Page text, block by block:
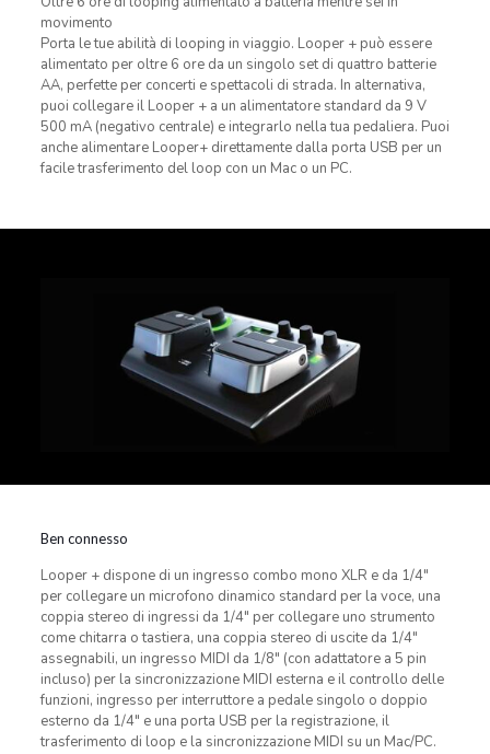
movimento
Porta le tue abilità di looping in viaggio. Looper + può essere
alimentato per oltre 6 ore da un singolo set di quattro batterie
AA, perfette per concerti e spettacoli di strada. In alternativa,
puoi collegare il Looper + a un alimentatore standard da 9 V
500 mA (negativo centrale) e integrarlo nella tua pedaliera. Puoi
anche alimentare Looper+ direttamente dalla porta USB per un
facile trasferimento del loop con un Mac o un PC.
Ben connesso
Looper + dispone di un ingresso combo mono XLR e da 1/4″
per collegare un microfono dinamico standard per la voce, una
coppia stereo di ingressi da 1/4″ per collegare uno strumento
come chitarra o tastiera, una coppia stereo di uscite da 1/4″
assegnabili, un ingresso MIDI da 1/8″ (con adattatore a 5 pin
incluso) per la sincronizzazione MIDI esterna e il controllo delle
funzioni, ingresso per interruttore a pedale singolo o doppio
esterno da 1/4″ e una porta USB per la registrazione, il
trasferimento di loop e la sincronizzazione MIDI su un Mac/PC.